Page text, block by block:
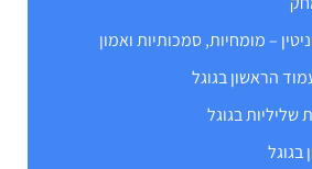
– מומחיות, סמכותיות ואמון
הראשון בגוגל
שליליות בגוגל
בגוגל